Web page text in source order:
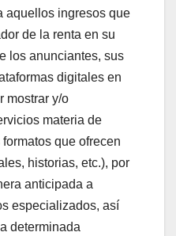
aquellos ingresos que
de la renta en su
los anunciantes, sus
digitales en
mostrar y/o
materia de
que ofrecen
historias, etc.), por
anticipada a
especializados, así
determinada